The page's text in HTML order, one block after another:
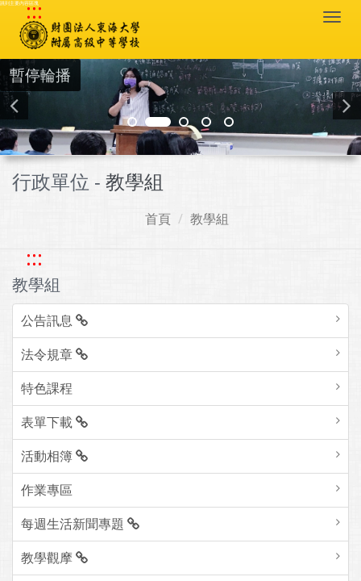
跳到主要內容區塊
:::
暫停輪播
行政單位 - 教學組
首頁 教學組
:::
教學組
公告訊息
法令規章
特色課程
表單下載
活動相簿
作業專區
每週生活新聞專題
教學觀摩